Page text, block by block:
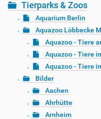
Tierparks & Zoos
Aquarium Berlin
Aquazoo Löbbecke
Aquazoo - Tiere
Aquazoo - Tiere
Aquazoo - Tiere
Bilder
Aachen
Ahrhütte
Arnheim